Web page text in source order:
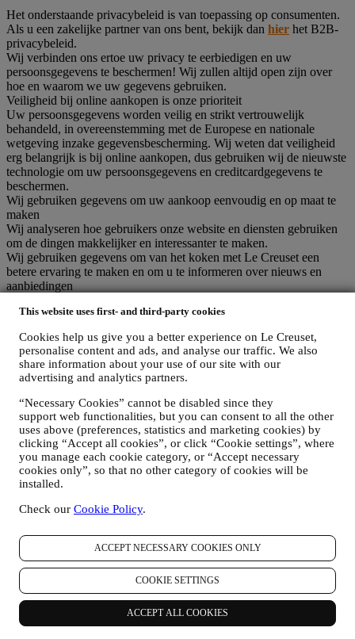
This website uses first- and third-party cookies
Cookies help us give you a better experience on Le Creuset,
personalise content and ads, and analyse our traffic. We also
share information about your use of our site with our
advertising and analytics partners.
“Necessary Cookies” cannot be disabled since they
support web functionalities, but you can consent to all the other
uses above (preferences, statistics and marketing cookies) by
clicking “Accept all cookies”, or click “Cookie settings”, where
you manage each cookie category, or “Accept necessary
cookies only”, so that no other category of cookies will be
installed.
Check our Cookie Policy.
ACCEPT NECESSARY COOKIES ONLY
COOKIE SETTINGS
ACCEPT ALL COOKIES
Het onderstaande privacybeleid is van toepassing op consumenten.
Als u een zakelijke partner van ons bent, bekijk dan hier het B2B-
privacybeleid.
Wij verbinden ons ertoe uw privacy te eerbiedigen en uw
persoonsgegevens te beschermen! Wij zullen altijd open zijn over
hoe en waarom we uw gegevens gebruiken.
Veiligheid bij online aankopen is onze prioriteit
Uw persoonsgegevens worden veilig en strikt vertrouwelijk
behandeld, in overeenstemming met de Europese en nationale
wetgeving inzake gegevensbescherming. Wij weten dat veiligheid
erg belangrijk is bij online aankopen, dus gebruiken wij de nieuwste
technologie om uw persoonsgegevens en creditcardgegevens te
beschermen.
Wij gebruiken gegevens om uw aankoop eenvoudig en op maat te
maken
Wij analyseren hoe gebruikers onze website en diensten gebruiken
om de dingen makkelijker en interessanter te maken.
Wij gebruiken gegevens om van het koken met Le Creuset een
betere ervaring te maken en om u te informeren over nieuws en
aanbiedingen
Creuset-nieuwsbrief te ontvangen, sturen wij u speciale,
producten worden gelanceerd, wanneer er exclusieve aanbiedingen,
showcooking- of komende evenementen zijn, of wanneer er speciale
promoties voor u zijn.
Afmelden:
U kunt het ontvangen van onze marketingcommunicatie op elk
moment kosteloos stopzetten via de methoden die bij de
communicatie worden weergegeven (bijvoorbeeld om u af te
melden voor de nieuwsbrief kunt u klikken op de afmeldlink
onderaan elke e-mail). Als u een van onze marketingactiviteiten wilt
stopzetten, kunt u in ieder geval een e-mail sturen naar.Uw
afmelding zal zo snel mogelijk worden verwerkt, maar in sommige
afmelding volledig is verwerkt.
Vergeet niet dat u de controle hebt over uw gegevens en dat u uw
voorkeuren te allen tijde kunt beheren. U kunt erop rekenen dat wij
uw gegevens nooit zonder uw toestemming aan derden zullen
doorgeven voor hun eigen marketingdoeleinden. Voor informatie of
om uw privacyrechten uit te oefenen, kunt u ons mailen op
om ons te laten weten waar wij u mee van
dienst kunnen zijn en wij zullen tijdig reageren.